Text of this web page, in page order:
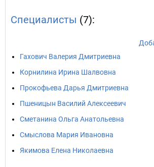
Специалисты (7):
Гахович Валерия Дмитриевна
Корнилина Ирина Шалвовна
Прокофьева Дарья Дмитриевна
Пшеницын Василий Алексеевич
Сметанина Ольга Анатольевна
Смыслова Мария Ивановна
Якимова Елена Николаевна